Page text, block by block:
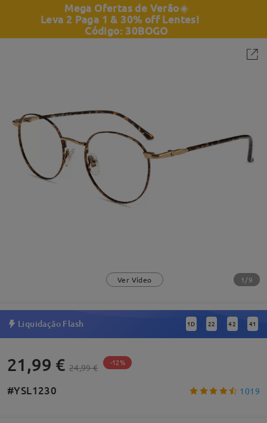
Mega Ofertas de Verão☀️
Leva 2 Paga 1 & 30% off Lentes!
Código: 30BOGO
Ver Vídeo 1/9
Liquidação Flash 1 D : 22 : 42 : 41
21,99 € 24,99 € -12%
#YSL1230 1019